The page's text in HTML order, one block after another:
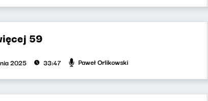
59
2025 33:47 Paweł Orlikowski